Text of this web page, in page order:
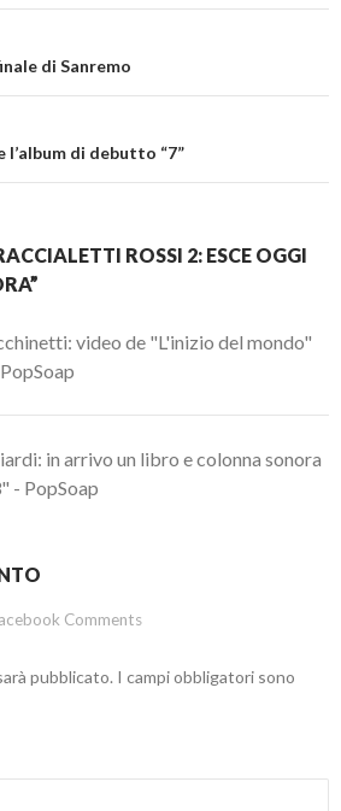
di Sanremo
l’album di debutto “7”
ROSSI 2: ESCE OGGI
video de "L'inizio del mondo"
in arrivo un libro e colonna sonora
- PopSoap
Comments
pubblicato. I campi obbligatori sono